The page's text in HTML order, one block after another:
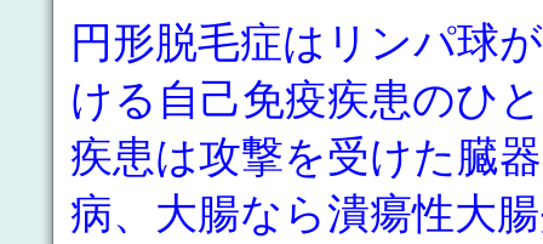
円形脱毛症はリンパ球
ける自己免疫疾患のひ
疾患は攻撃を受けた臓
病、大腸なら潰瘍性大